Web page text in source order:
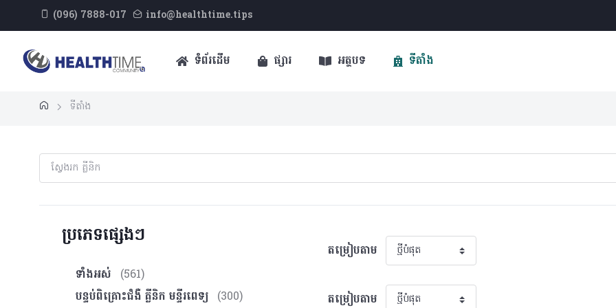
(096) 7888-017 info@healthtime.tips
ទំព័រដើម ផ្សារ អត្ថបទ ទីតាំង
ទីតាំង
ប្រភេទផ្សេងៗ
ទាំងអស់
(561)
បន្ទប់ពិគ្រោះ​ជំងឺ គ្លីនិក មន្ទីរពេទ្យ (300)
តម្រៀបតាម
តម្រៀបតាម